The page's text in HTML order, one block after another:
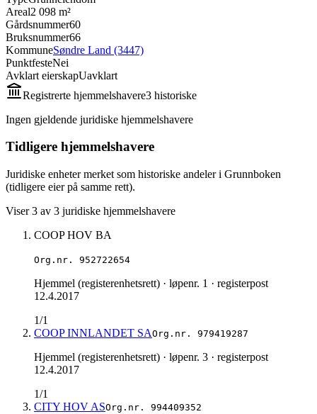
Areal2 098 m²
Gårdsnummer60
Bruksnummer66
KommuneSøndre Land (3447)
PunktfesteNei
Avklart eierskapUavklart
Registrerte hjemmelshavere3 historiske
Ingen gjeldende juridiske hjemmelshavere
Tidligere hjemmelshavere
Juridiske enheter merket som historiske andeler i Grunnboken
(tidligere eier på samme rett).
Viser3 av 3 juridiske hjemmelshavere
COOP HOV BA
Org.nr. 952722654
Hjemmel (registerenhetsrett) · løpenr. 1 · registerpost
12.4.2017
1/1
COOP INNLANDET SAOrg.nr. 979419287
Hjemmel (registerenhetsrett) · løpenr. 3 · registerpost
12.4.2017
1/1
CITY HOV ASOrg.nr. 994409352